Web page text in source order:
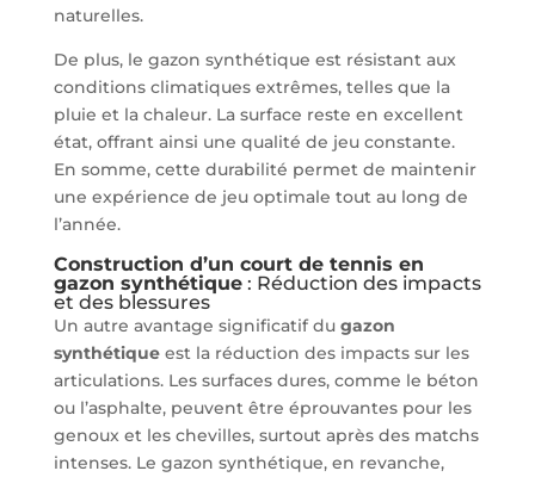
naturelles.
De plus, le gazon synthétique est résistant aux
conditions climatiques extrêmes, telles que la
pluie et la chaleur. La surface reste en excellent
état, offrant ainsi une qualité de jeu constante.
En somme, cette durabilité permet de maintenir
une expérience de jeu optimale tout au long de
l’année.
Construction d’un court de tennis en
gazon synthétique: Réduction des impacts
et des blessures
Un autre avantage significatif du gazon
synthétiqueest la réduction des impacts sur les
articulations. Les surfaces dures, comme le béton
ou l’asphalte, peuvent être éprouvantes pour les
genoux et les chevilles, surtout après des matchs
intenses. Le gazon synthétique, en revanche,